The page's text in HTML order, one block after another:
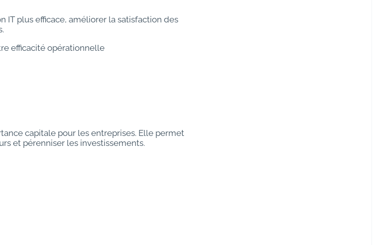
IT plus efficace, améliorer la satisfaction des
efficacité opérationnelle
capitale pour les entreprises. Elle permet
et pérenniser les investissements.